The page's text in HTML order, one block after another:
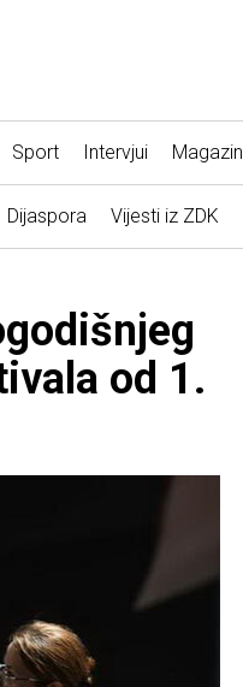
Sport Intervjui Magazin
Dijaspora Vijesti iz ZDK
od 1.